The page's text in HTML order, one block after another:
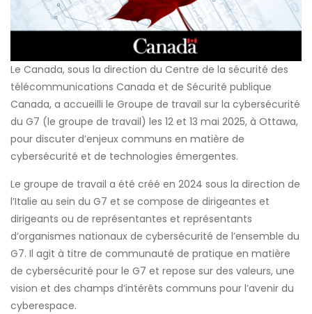
Le Canada, sous la direction du Centre de la sécurité des
télécommunications Canada et de Sécurité publique
Canada, a accueilli le Groupe de travail sur la cybersécurité
du G7 (le groupe de travail) les 12 et 13 mai 2025, à Ottawa,
pour discuter d’enjeux communs en matière de
cybersécurité et de technologies émergentes.
Le groupe de travail a été créé en 2024 sous la direction de
l’Italie au sein du G7 et se compose de dirigeantes et
dirigeants ou de représentantes et représentants
d’organismes nationaux de cybersécurité de l’ensemble du
G7. Il agit à titre de communauté de pratique en matière
de cybersécurité pour le G7 et repose sur des valeurs, une
vision et des champs d’intérêts communs pour l’avenir du
cyberespace.